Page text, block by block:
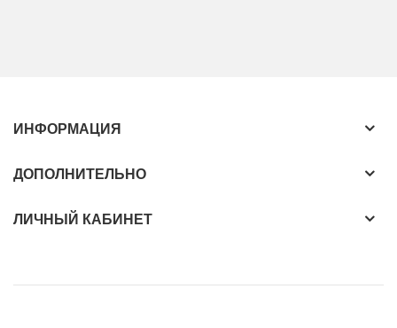
ИНФОРМАЦИЯ
ДОПОЛНИТЕЛЬНО
ЛИЧНЫЙ КАБИНЕТ